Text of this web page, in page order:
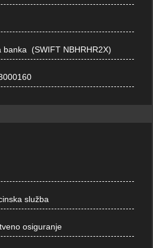
banka (SWIFT NBHRHR2X)
služba
osiguranje